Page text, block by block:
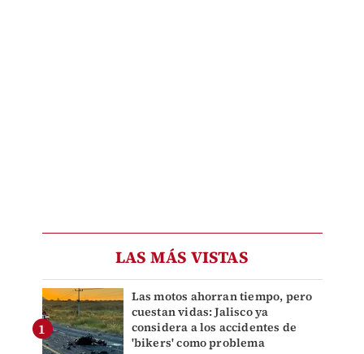
LAS MÁS VISTAS
Las motos ahorran tiempo, pero
cuestan vidas: Jalisco ya
considera a los accidentes de
'bikers' como problema